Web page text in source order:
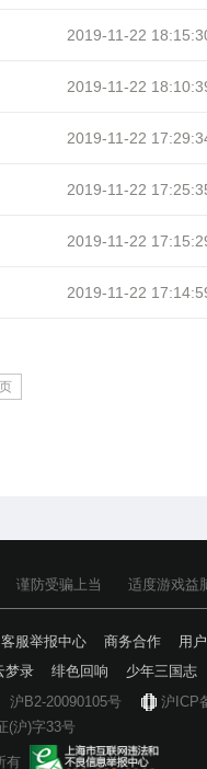
2019-11-22
2019-11-22
2019-11-22
2019-11-22
2019-11-22
2019-11-22
谨防受骗上当 适度游戏益
客服举报中心 商务合作 用
梦录 绯色回响 少年三国志
沪B2-20090105号
沪ICP
(沪)字33号
有